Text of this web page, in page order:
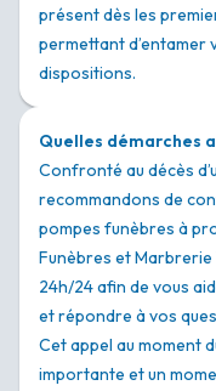
présent dès les
permettant d’entamer
dispositions.
Quelles démarches
Confronté au décès
recommandons de
pompes funèbres à
Funèbres et
24h/24 afin de vous
et répondre à vos
Cet appel au moment
importante et un